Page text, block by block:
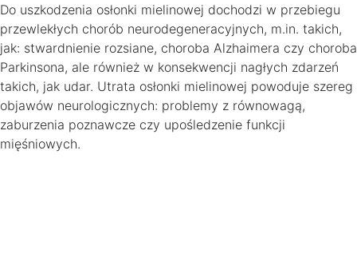
Do uszkodzenia osłonki mielinowej dochodzi w przebiegu
przewlekłych chorób neurodegeneracyjnych, m.in. takich,
jak: stwardnienie rozsiane, choroba Alzhaimera czy choroba
Parkinsona, ale również w konsekwencji nagłych zdarzeń
takich, jak udar. Utrata osłonki mielinowej powoduje szereg
objawów neurologicznych: problemy z równowagą,
zaburzenia poznawcze czy upośledzenie funkcji
mięśniowych.